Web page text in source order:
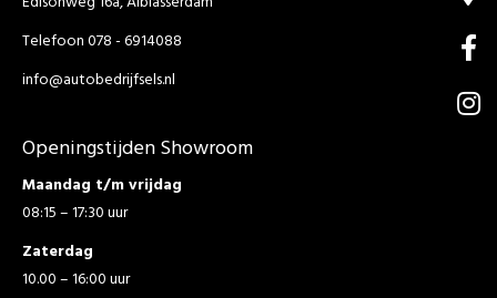
Telefoon 078 - 6914088
info@autobedrijfsels.nl
Openingstijden Showroom
Maandag t/m vrijdag
08:15 – 17:30 uur
Zaterdag
10.00 – 16:00 uur